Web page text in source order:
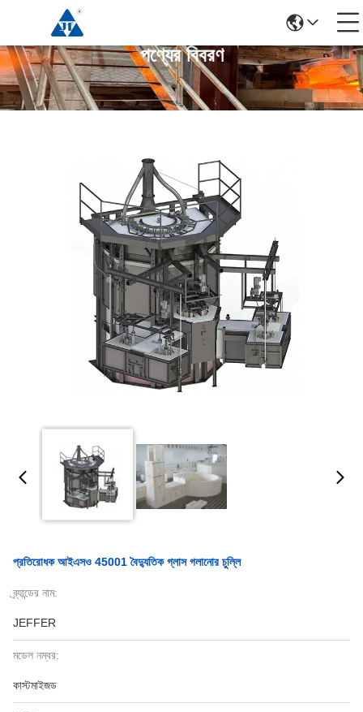
পণ্যের বিবরণ
প্রতিরোধক আইএসও 45001 বৈদ্যুতিক গ্লাস গলানোর চুল্লি
ব্র্যান্ডের নাম:
JEFFER
মডেল নম্বর:
কাস্টমাইজড